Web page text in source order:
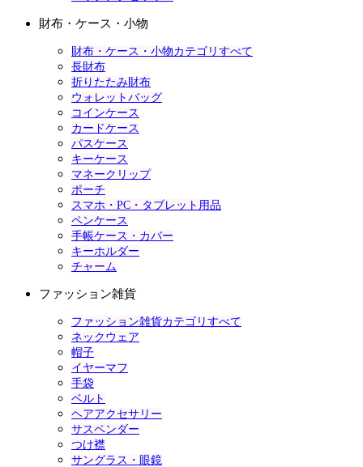
財布・ケース・小物
財布・ケース・小物カテゴリすべて
長財布
折りたたみ財布
ウォレットバッグ
コインケース
カードケース
パスケース
キーケース
マネークリップ
ポーチ
スマホ・PC・タブレット用品
ペンケース
手帳ケース・カバー
キーホルダー
チャーム
ファッション雑貨
ファッション雑貨カテゴリすべて
ネックウェア
帽子
イヤーマフ
手袋
ベルト
ヘアアクセサリー
サスペンダー
つけ襟
サングラス・眼鏡